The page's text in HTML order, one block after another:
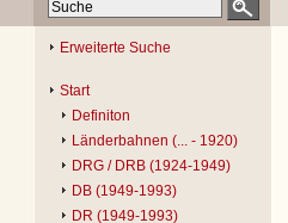
Erweiterte Suche
Start
Definiton
Länderbahnen (... - 1920)
DRG / DRB (1924-1949)
DB (1949-1993)
DR (1949-1993)